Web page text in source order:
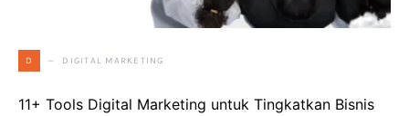
D DIGITAL MARKETING
11+ Tools Digital Marketing untuk Tingkatkan Bisnis